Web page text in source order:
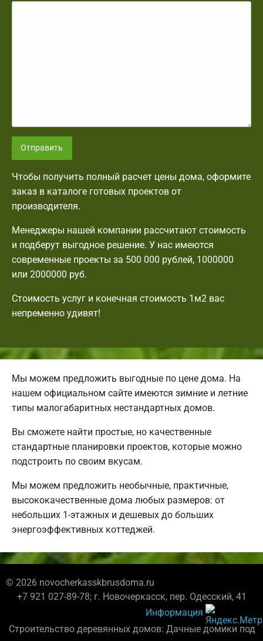
Отправить
Чтобы получить полный расчет цены дома, оформите
заказ в каталоге готовых проектов от
производителя.
Менеджеры нашей компании рассчитают стоимость
и подберут выгодное решение. У нас имеются
современные проекты за 500 000 рублей, 1000000
или 2000000 руб.
Стоимость услуг и конечная стоимость 1м2 вас
непременно удивят!
Мы можем предложить выгодные по цене дома. На
нашем официальном сайте имеются зимние и летние
типы малогабаритных нестандартных домов.
Вы сможете найти простые, но качественные
стандартные планировки проектов, которые можно
подстроить по своим вкусам.
Мы можем предложить необычные, практичные,
высококачественные дома любых размеров: от
небольших 1-этажных и дешевых до больших
энергоэффективных коттеджей.
© 2026 novocherkasskbrusdoma.ru
+7 921 027-89-78; г. Новочеркасск, пер. Одесский, 41
Информация
Строительство деревянных домов: Дачные домики под